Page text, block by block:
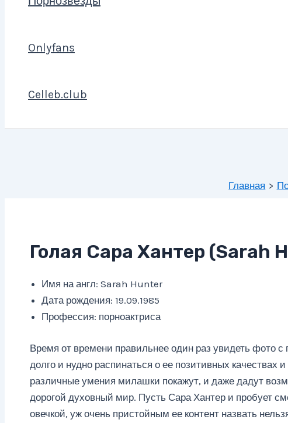
Onlyfans
Celleb.club
Главная
Голая Сара Хантер (Sarah
Имя на англ: Sarah Hunter
Дата рождения: 19.09.1985
Профессия: порноактриса
Время от времени правильнее один раз увидеть фото с
долго и нудно распинаться о ее позитивных качествах
различные умения милашки покажут, и даже дадут
дорогой духовный мир. Пусть Сара Хантер и пробует
овечкой, уж очень пристойным ее контент назвать